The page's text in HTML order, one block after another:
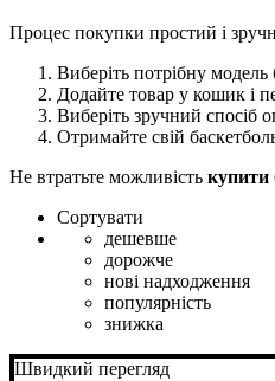
Процес покупки простий і
Виберіть потрібну
Додайте товар у кошик і
Виберіть зручний спосіб
Отримайте свій
Не втратьте можливість купити
Сортувати
дешевше
дорожче
нові надходження
популярність
знижка
Швидкий перегляд